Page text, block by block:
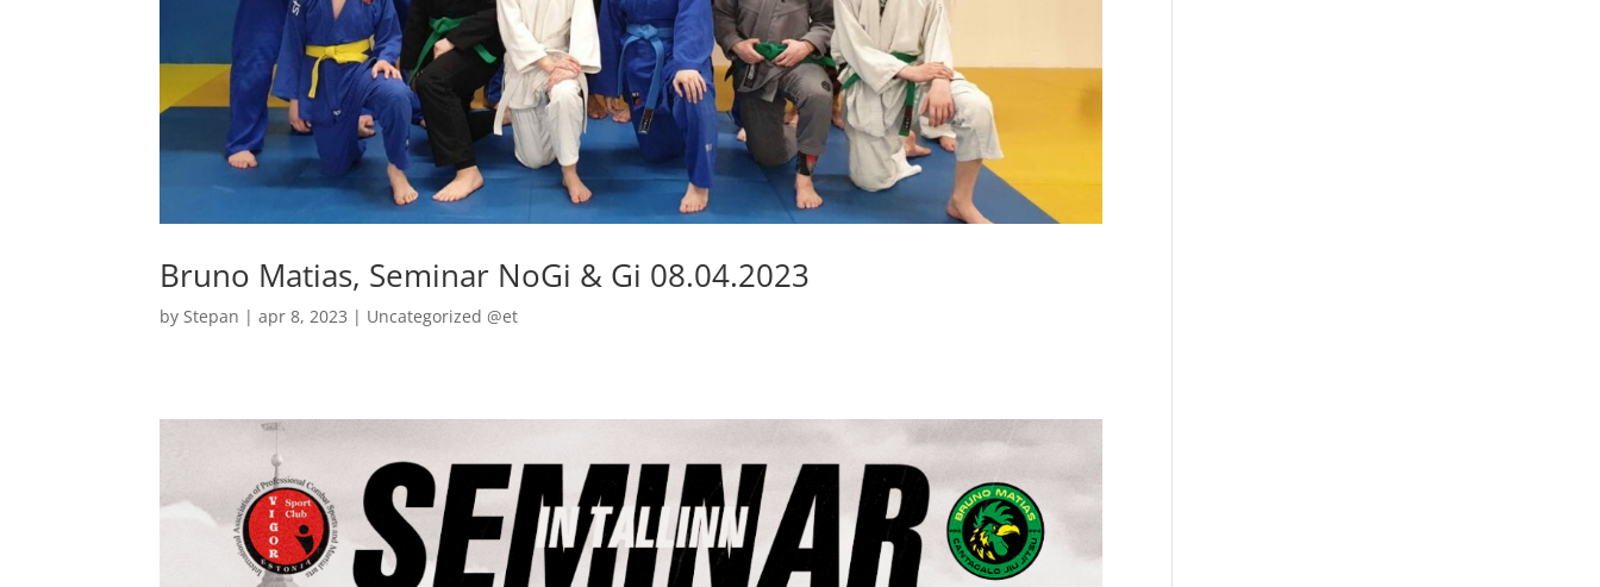
Bruno Matias, Seminar NoGi & Gi 08.04.2023
byStepan |apr 8, 2023 | Uncategorized @et